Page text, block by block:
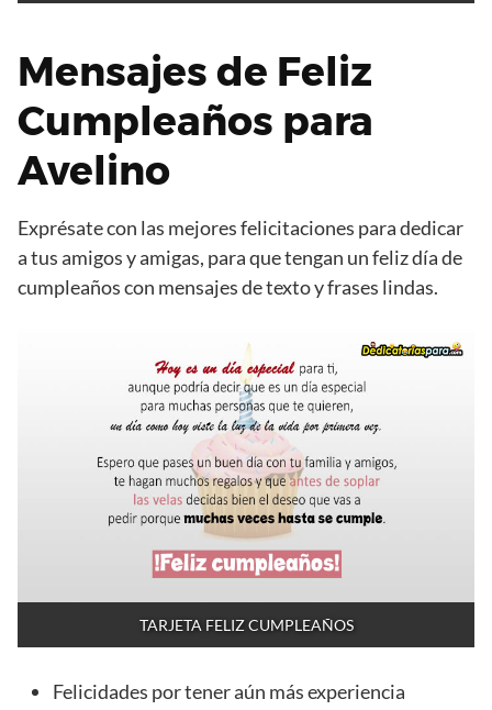
Mensajes de Feliz
Cumpleaños para
Avelino
Exprésate con las mejores felicitaciones para dedicar
a tus amigos y amigas, para que tengan un feliz día de
cumpleaños con mensajes de texto y frases lindas.
TARJETA FELIZ CUMPLEAÑOS
Felicidades por tener aún más experiencia